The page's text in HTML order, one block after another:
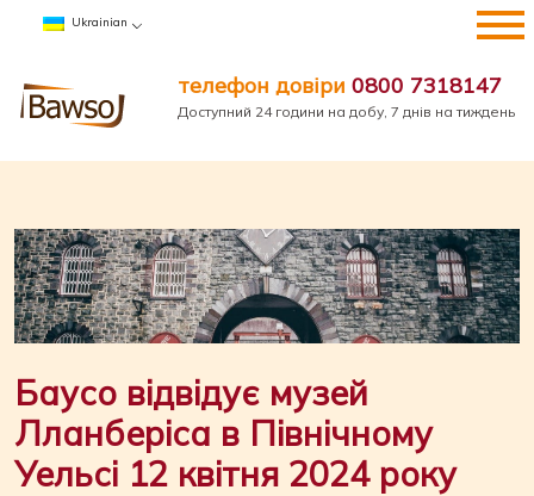
ПерейтиUkrainian
телефон довіри 0800 7318147
Доступний 24 години на добу, 7 днів на тиждень
Баусо відвідує музей
Лланберіса в Північному
Уельсі 12 квітня 2024 року